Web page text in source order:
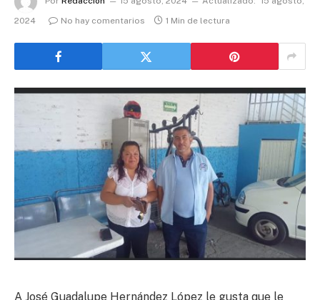
2024
No hay comentarios 1 Min de lectura
A José Guadalupe Hernández López le gusta que le